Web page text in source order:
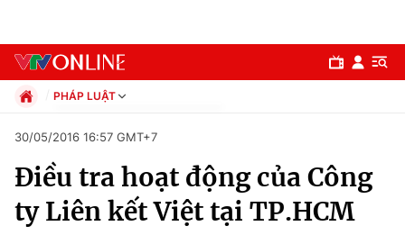
Chuyên mục
Chính trị
PHÁP LUẬT
Xã hội
Pháp luật
Thể thao
30/05/2016 16:57 GMT+7
Điều tra hoạt động của Công
ty Liên kết Việt tại TP.HCM